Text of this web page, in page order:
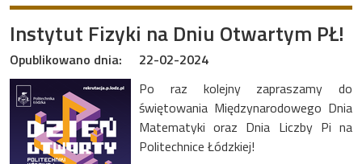
Instytut Fizyki na Dniu Otwartym PŁ!
Opublikowano dnia:
22-02-2024
Po raz kolejny zapraszamy do
świętowania Międzynarodowego Dnia
Matematyki oraz Dnia Liczby Pi na
Politechnice Łódzkiej!